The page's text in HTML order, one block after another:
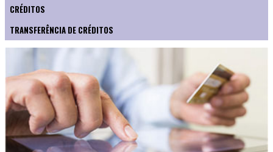
CRÉDITOS
TRANSFERÊNCIA DE CRÉDITOS